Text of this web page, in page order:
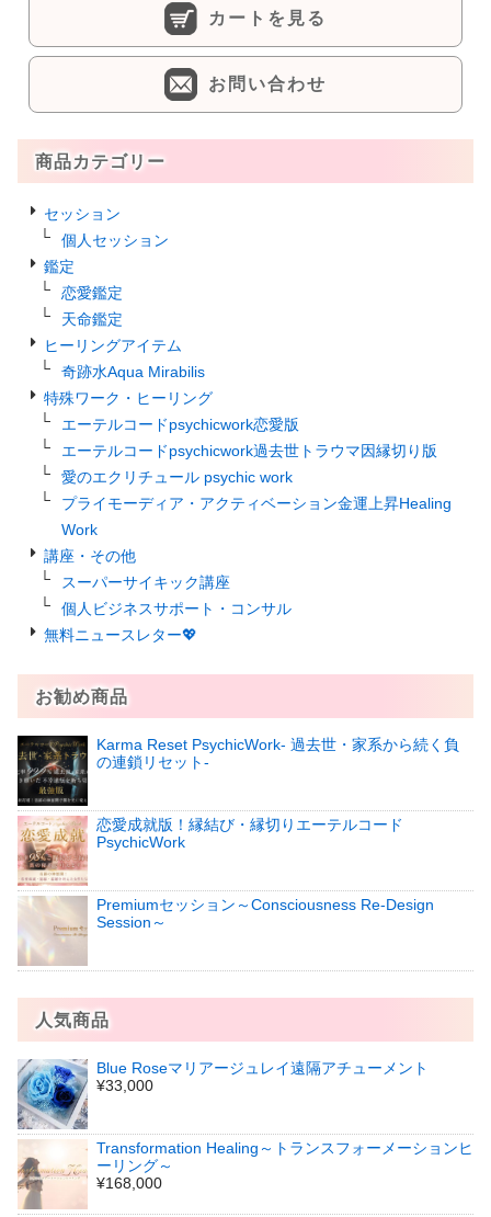
カートを見る
お問い合わせ
商品カテゴリー
セッション
個人セッション
鑑定
恋愛鑑定
天命鑑定
ヒーリングアイテム
奇跡水Aqua Mirabilis
特殊ワーク・ヒーリング
エーテルコードpsychicwork恋愛版
エーテルコードpsychicwork過去世トラウマ因縁切り版
愛のエクリチュール psychic work
プライモーディア・アクティベーション金運上昇Healing
Work
講座・その他
スーパーサイキック講座
個人ビジネスサポート・コンサル
無料ニュースレター💖
お勧め商品
Karma Reset PsychicWork‐ 過去世・家系から続く負
の連鎖リセット‐
恋愛成就版！縁結び・縁切りエーテルコード
PsychicWork
Premiumセッション～Consciousness Re-Design
Session～
人気商品
Blue Roseマリアージュレイ遠隔アチューメント
¥33,000
Transformation Healing～トランスフォーメーションヒ
ーリング～
¥168,000